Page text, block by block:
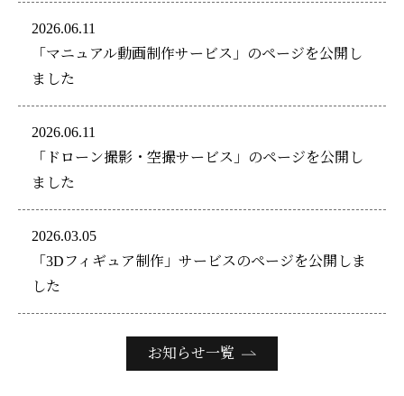
2026.06.11
「マニュアル動画制作サービス」のページを公開し
ました
2026.06.11
「ドローン撮影・空撮サービス」のページを公開し
ました
2026.03.05
「3Dフィギュア制作」サービスのページを公開しま
した
お知らせ一覧